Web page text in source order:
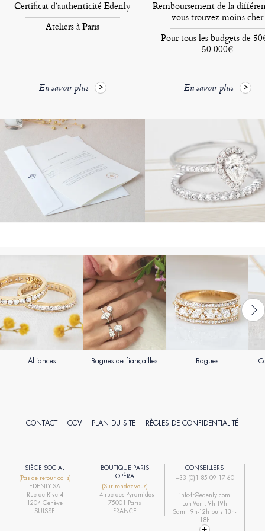
Certificat d’authenticité Edenly
Ateliers à Paris
En savoir plus
Remboursement de la
vous trouvez moins cher
Pour tous les budgets de
50.000€
En savoir plus
Alliances Bagues de fiançailles Bagues
CONTACT CGV PLAN DU SITE RÈGLES DE CONFIDENTIALITÉ
SIÈGE SOCIAL
(Pas de retour colis)
EDENLY SA
Rue de Rive 4
1204 Genève
SUISSE
BOUTIQUE PARIS
OPÉRA
(Sur rendez-vous)
14 rue des Pyramides
75001 Paris
FRANCE
CONSEILLERS
+33 (0)1 85 09 17 60
info-fr@edenly.com
Lun-Ven : 9h-19h
Sam : 9h-12h puis 13h-
18h